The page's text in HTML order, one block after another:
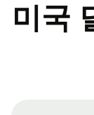
미국